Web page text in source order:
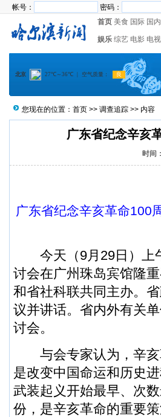
帐号： 密码：
首页 美食 国际 国内
娱乐 综艺 电影 电视
您现在的位置： 首页 >> 调查追踪 >> 内容
广东省纪念辛亥
时间
广东省纪念辛亥革命100
今天（9月29日）上
讨会在广州珠岛宾馆隆
和省社科联共同主办。
议并讲话。省内外有关
讨会。
与会专家认为，辛亥
是改变中国命运和历史
武装起义开始最早、次
份，是辛亥革命的重要